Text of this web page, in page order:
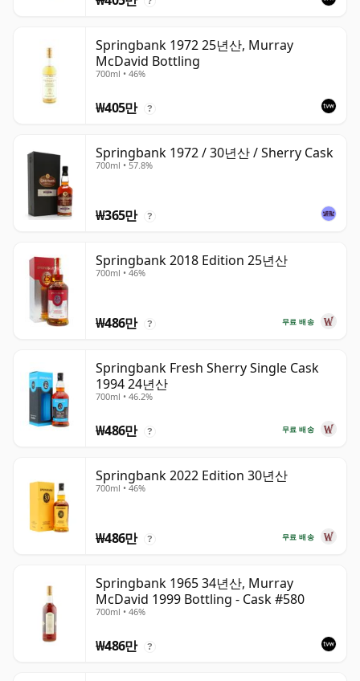
Springbank 1972 25년산, Murray
McDavid Bottling
700ml • 46%
₩405만 ?
Springbank 1972 / 30년산 / Sherry Cask
700ml • 57.8%
₩365만 ?
Springbank 2018 Edition 25년산
700ml • 46%
무료 배송
₩486만 ?
Springbank Fresh Sherry Single Cask
1994 24년산
700ml • 46.2%
무료 배송
₩486만 ?
Springbank 2022 Edition 30년산
700ml • 46%
무료 배송
₩486만 ?
Springbank 1965 34년산, Murray
McDavid 1999 Bottling - Cask #580
700ml • 46%
₩486만 ?